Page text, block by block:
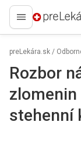
preLekára.sk
preLekára.sk /
Rozbor
stehenní